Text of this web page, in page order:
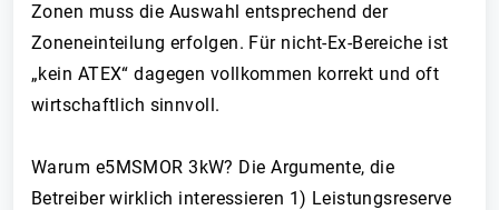
Zonen muss die Auswahl entsprechend der
Zoneneinteilung erfolgen. Für nicht-Ex-Bereiche ist
„kein ATEX“ dagegen vollkommen korrekt und oft
wirtschaftlich sinnvoll.
Warum e5MSMOR 3kW? Die Argumente, die
Betreiber wirklich interessieren 1) Leistungsreserve